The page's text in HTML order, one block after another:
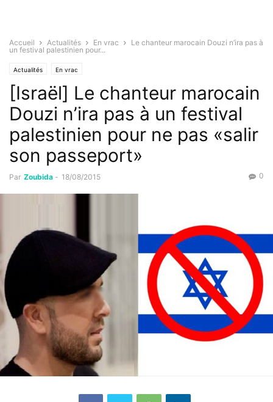
Accueil Actualités En vrac
Le chanteur marocain Douzi n’ira pas à
un festival palestinien pour...
Actualités En vrac
[Israël] Le chanteur marocain
Douzi n’ira pas à un festival
palestinien pour ne pas «salir
son passeport»
Par Zoubida - 18/08/2015 0